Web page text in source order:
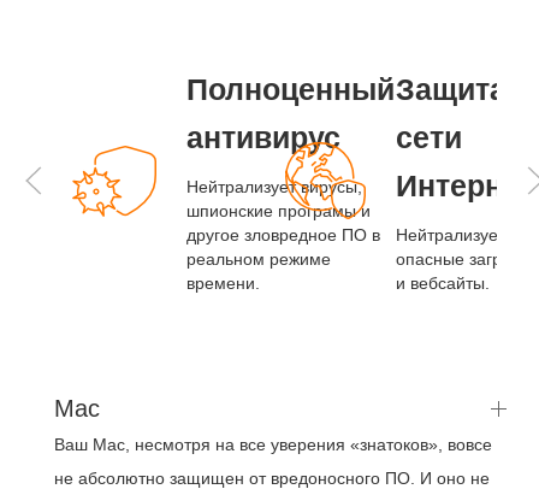
Полноценный
антивирус
Нейтрализует вирусы,
шпионские програмы и
другое зловредное ПО в
реальном режиме
времени.
Защита в
сети
Интернет
Нейтрализует
опасные загрузки
и вебсайты.
Mac
Ваш Mac, несмотря на все уверения «знатоков», вовсе
не абсолютно защищен от вредоносного ПО. И оно не